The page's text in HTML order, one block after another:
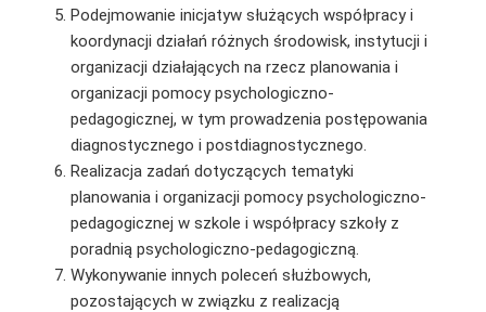
Podejmowanie inicjatyw służących współpracy i
koordynacji działań różnych środowisk, instytucji i
organizacji działających na rzecz planowania i
organizacji pomocy psychologiczno-
pedagogicznej, w tym prowadzenia postępowania
diagnostycznego i postdiagnostycznego.
Realizacja zadań dotyczących tematyki
planowania i organizacji pomocy psychologiczno-
pedagogicznej w szkole i współpracy szkoły z
poradnią psychologiczno-pedagogiczną.
Wykonywanie innych poleceń służbowych,
pozostających w związku z realizacją